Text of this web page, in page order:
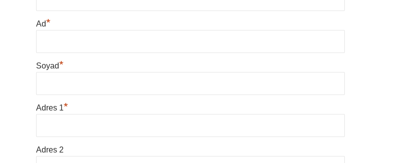
Ad*
Soyad*
Adres 1*
Adres 2